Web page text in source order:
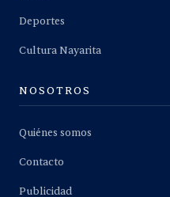
Deportes
Cultura Nayarita
NOSOTROS
Quiénes somos
Contacto
Publicidad